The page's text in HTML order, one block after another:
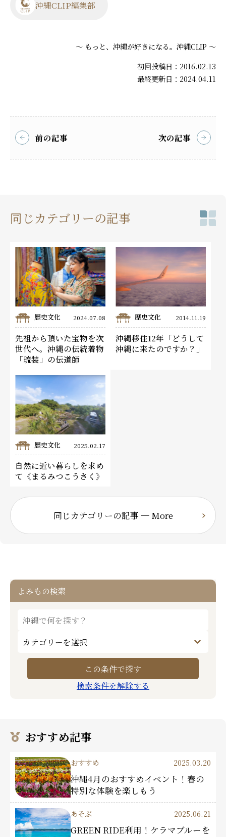
沖縄CLIP編集部
～ もっと、沖縄が好きになる。沖縄CLIP ～
初回投稿日：2016.02.13
最終更新日：2024.04.11
前の記事 次の記事
同じカテゴリーの記事
歴史文化 2024.07.08
先祖から頂いた宝物を次
世代へ。沖縄の伝統着物
「琉装」の伝道師
歴史文化 2014.11.19
沖縄移住12年「どうして
沖縄に来たのですか？」
歴史文化 2025.02.17
自然に近い暮らしを求め
て《まるみつこうさく》
同じカテゴリーの記事 ─ More
よみもの検索
検索条件を解除する
おすすめ記事
おすすめ 2025.03.20
沖縄4月のおすすめイベント！春の
特別な体験を楽しもう
あそぶ 2025.06.21
GREEN RIDE利用！ケラマブルーを